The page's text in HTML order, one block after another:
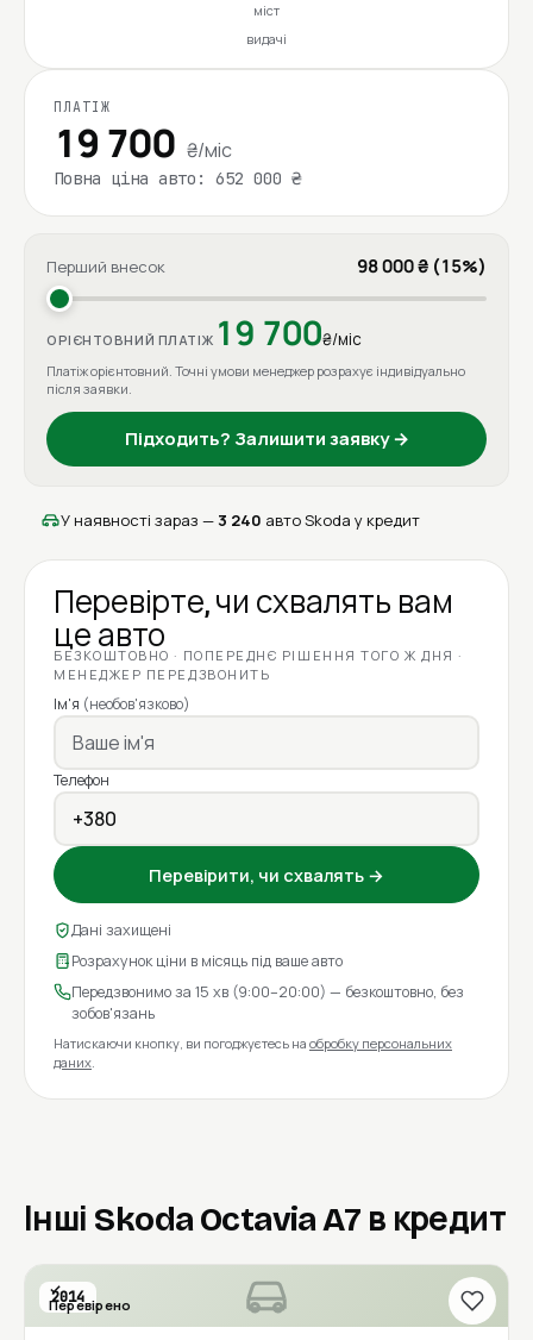
міст
видачі
ПЛАТІЖ
19 700 ₴/міс
Повна ціна авто: 652 000 ₴
Перший внесок 98 000 ₴ (15%)
ОРІЄНТОВНИЙ ПЛАТІЖ 19 700₴/міс
Платіж орієнтовний. Точні умови менеджер розрахує індивідуально
після заявки.
Підходить? Залишити заявку →
У наявності зараз — 3 240 авто Skoda у кредит
Перевірте, чи схвалять вам
це авто
БЕЗКОШТОВНО · ПОПЕРЕДНЄ РІШЕННЯ ТОГО Ж ДНЯ ·
МЕНЕДЖЕР ПЕРЕДЗВОНИТЬ
Ім'я (необов'язково)
Телефон
Перевірити, чи схвалять →
Дані захищені
Розрахунок ціни в місяць під ваше авто
Передзвонимо за 15 хв (9:00–20:00) — безкоштовно, без
зобов'язань
Натискаючи кнопку, ви погоджуєтесь на обробку персональних
даних.
Інші Skoda Octavia A7 в кредит
2014
Перевірено